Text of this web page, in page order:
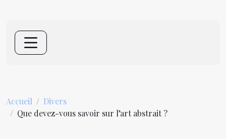
Accueil
Divers
Que devez-vous savoir sur l’art abstrait ?